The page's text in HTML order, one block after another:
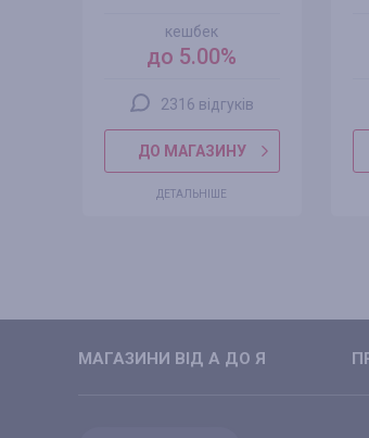
кешбек
до 5.00%
2316 відгуків
ДО МАГАЗИНУ
ДЕТАЛЬНІШЕ
МАГАЗИНИ ВIД А ДО Я